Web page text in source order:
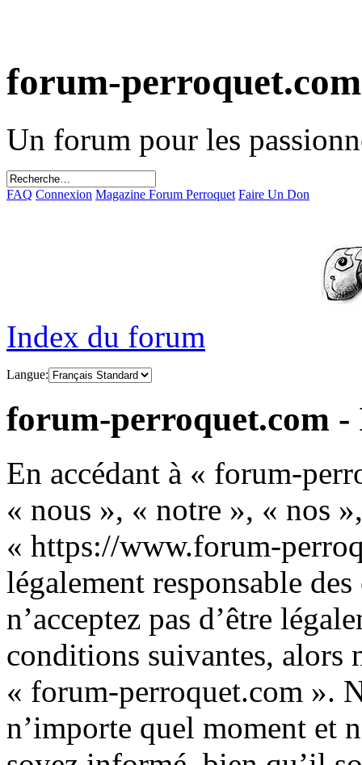
forum-perroquet.com
Un forum pour les
FAQ Connexion Magazine Forum Perroquet Faire Un Don
Index du forum
Langue:
forum-perroquet.com
En accédant à « forum-
« nous », « notre », « nos
« https://www.forum-
légalement responsable
n’acceptez pas d’être
conditions suivantes, alors
« forum-perroquet.com ».
n’importe quel moment et